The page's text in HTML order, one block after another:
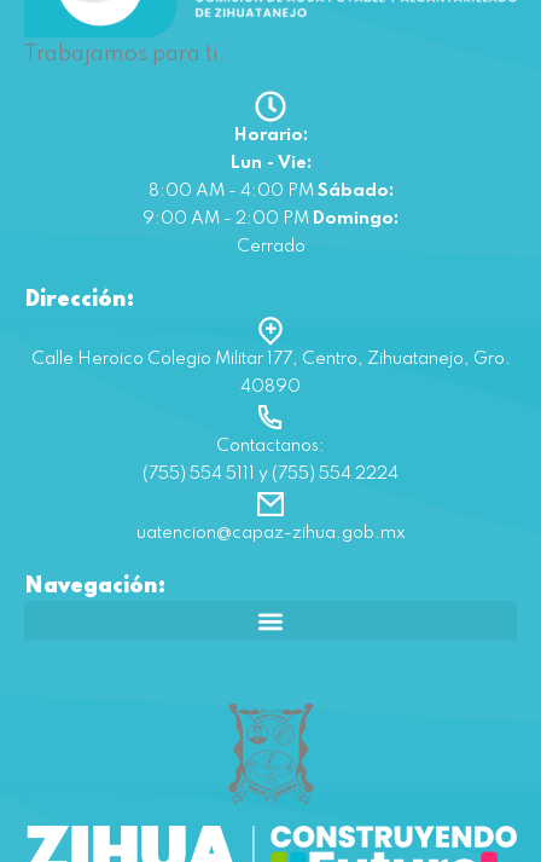
Trabajamos para ti.
Horario:
Lun - Vie:
8:00 AM - 4:00 PM Sábado:
9:00 AM - 2:00 PM Domingo:
Cerrado
Dirección:
Calle Heroico Colegio Militar 177, Centro, Zihuatanejo, Gro.
40890
Contactanos:
(755) 554 5111 y (755) 554 2224
uatencion@capaz-zihua.gob.mx
Navegación: